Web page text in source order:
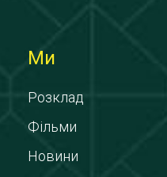
Ми
Розклад
Фільми
Новини